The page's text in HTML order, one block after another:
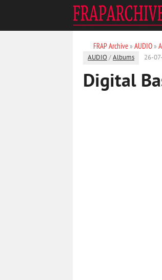
FRAP Archive» AUDIO»
AUDIO /Albums 26-
Digital